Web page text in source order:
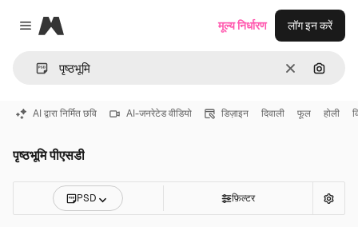
Close menu
Magnific
साफ़ इमेज से
मूल्य निर्धारण लॉग इन करें
AI द्वारा निर्मित छवि AI-जनरेटेड वीडियो डिज़ाइन दिवाली फूल होली
पृष्ठभूमि पीएसडी
PSD फ़िल्टर